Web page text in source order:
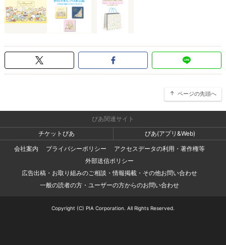
ページの先頭へ
ぴあ関連サイト
チケットぴあ
ぴあ(アプリ&Web)
会社案内
プライバシーポリシー
アクセスデータの利用・著作権等
外部送信ポリシー
広告出稿・お取り組みのご相談・情報掲載・その他お問い合わせ
一般の読者の方・ユーザーの方からのお問い合わせ
Copyright (C) PIA Corporation. All Rights Reserved.